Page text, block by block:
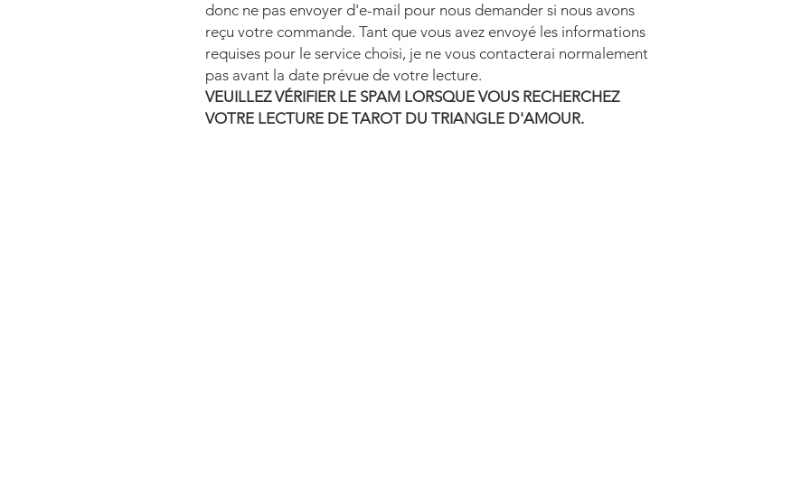
donc ne pas envoyer d'e-mail pour nous demander si nous avons
reçu votre commande. Tant que vous avez envoyé les informations
requises pour le service choisi, je ne vous contacterai normalement
pas avant la date prévue de votre lecture.
VEUILLEZ VÉRIFIER LE SPAM LORSQUE VOUS RECHERCHEZ
VOTRE LECTURE DE TAROT DU TRIANGLE D'AMOUR.